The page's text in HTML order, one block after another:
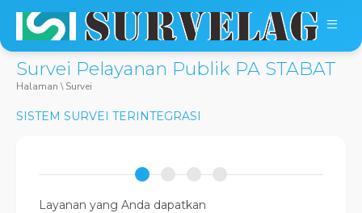
Survei Pelayanan Publik PA STABAT
Halaman \Survei
SISTEM SURVEI TERINTEGRASI
Layanan yang Anda dapatkan